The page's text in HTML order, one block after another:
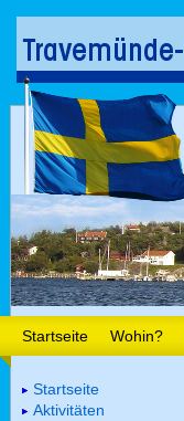
Startseite Wohin?
Startseite
Aktivitäten